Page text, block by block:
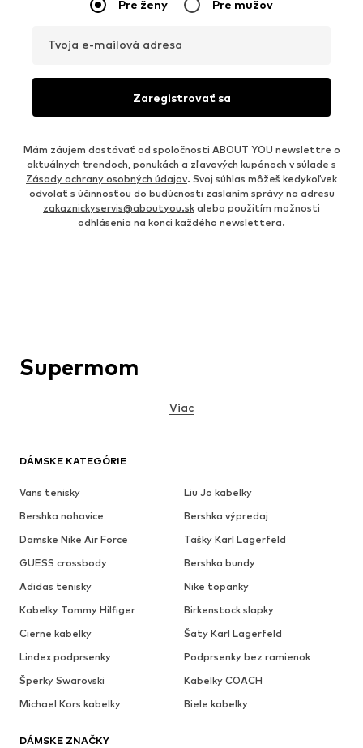
Pre ženy Pre mužov
Tvoja e-mailová adresa
Zaregistrovať sa
Mám záujem dostávať od spoločnosti ABOUT YOU newslettre o
aktuálnych trendoch, ponukách a zľavových kupónoch v súlade s
Zásady ochrany osobných údajov. Svoj súhlas môžeš kedykoľvek
odvolať s účinnosťou do budúcnosti zaslaním správy na adresu
zakaznickyservis@aboutyou.sk alebo použitím možnosti
odhlásenia na konci každého newslettera.
DÁMSKE KATEGÓRIE
Vans tenisky
Liu Jo kabelky
Bershka nohavice
Bershka výpredaj
Damske Nike Air Force
Tašky Karl Lagerfeld
GUESS crossbody
Bershka bundy
Adidas tenisky
Nike topanky
Kabelky Tommy Hilfiger
Birkenstock slapky
Cierne kabelky
Šaty Karl Lagerfeld
Lindex podprsenky
Podprsenky bez ramienok
Šperky Swarovski
Kabelky COACH
Michael Kors kabelky
Biele kabelky
DÁMSKE ZNAČKY
Supermom
Viac